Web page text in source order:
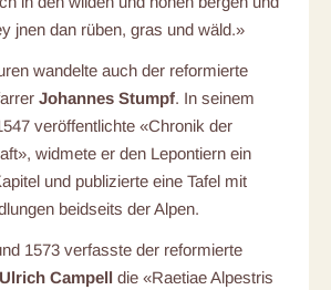
jnen dan rüben, gras und wäld.»
wandelte auch der reformierte
Johannes Stumpf. In seinem
veröffentlichte «Chronik der
widmete er den Lepontiern ein
und publizierte eine Tafel mit
beidseits der Alpen.
1573 verfasste der reformierte
Ulrich Campell die «Raetiae Alpestris